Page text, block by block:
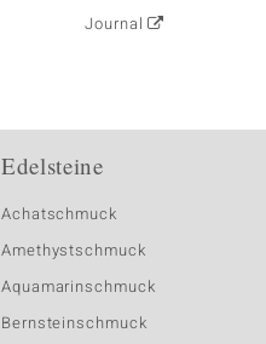
Journal
Edelsteine
Achatschmuck
Amethystschmuck
Aquamarinschmuck
Bernsteinschmuck